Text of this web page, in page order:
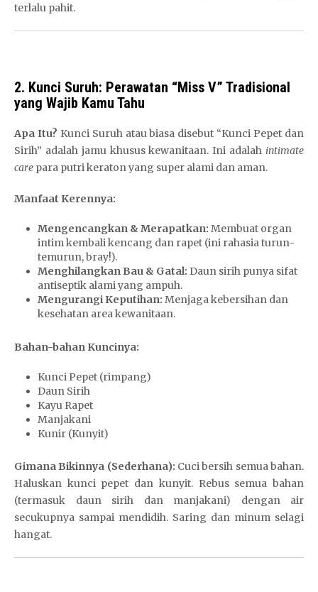
terlalu pahit.
2. Kunci Suruh: Perawatan “Miss V” Tradisional
yang Wajib Kamu Tahu
Apa Itu? Kunci Suruh atau biasa disebut “Kunci Pepet dan
Sirih” adalah jamu khusus kewanitaan. Ini adalah intimate
care para putri keraton yang super alami dan aman.
Manfaat Kerennya:
Mengencangkan & Merapatkan: Membuat organ
intim kembali kencang dan rapet (ini rahasia turun-
temurun, bray!).
Menghilangkan Bau & Gatal: Daun sirih punya sifat
antiseptik alami yang ampuh.
Mengurangi Keputihan: Menjaga kebersihan dan
kesehatan area kewanitaan.
Bahan-bahan Kuncinya:
Kunci Pepet (rimpang)
Daun Sirih
Kayu Rapet
Manjakani
Kunir (Kunyit)
Gimana Bikinnya (Sederhana): Cuci bersih semua bahan.
Haluskan kunci pepet dan kunyit. Rebus semua bahan
(termasuk daun sirih dan manjakani) dengan air
secukupnya sampai mendidih. Saring dan minum selagi
hangat.